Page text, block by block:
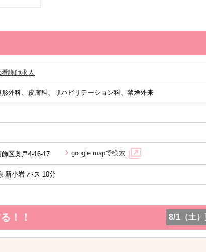
護師求人
形外科、皮膚科、リハビリテーション科、禁煙外来
区奥戸4-16-17 google mapで検索
新小岩 バス 10分
！！ 8/1（土